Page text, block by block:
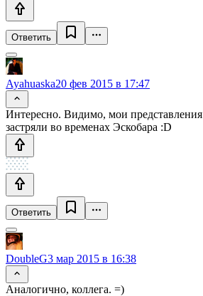
Ответить
Ayahuaska20 фев 2015 в 17:47
Интересно. Видимо, мои
застряли во временах Эскобара :D
Ответить
DoubleG3 мар 2015 в 16:38
Аналогично, коллега. =)